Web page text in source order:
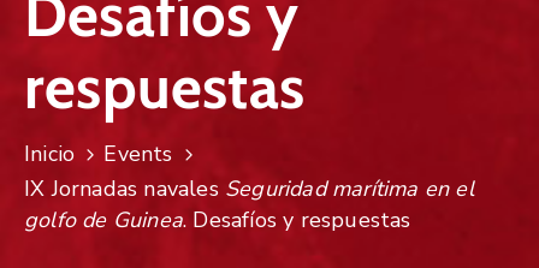
Desafíos y
respuestas
Inicio
Events
IX Jornadas navales Seguridad marítima en el
golfo de Guinea. Desafíos y respuestas